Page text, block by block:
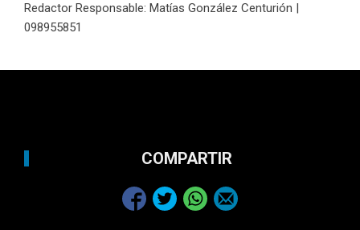
Redactor Responsable: Matías González Centurión |
098955851
COMPARTIR